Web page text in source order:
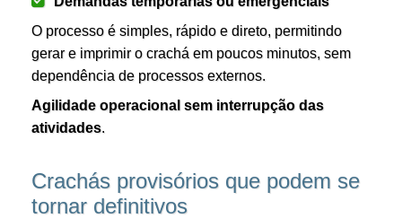
O processo é simples, rápido e direto, permitindo
gerar e imprimir o crachá em poucos minutos, sem
dependência de processos externos.
Agilidade operacional sem interrupção das
atividades.
Crachás provisórios que podem se
tornar definitivos